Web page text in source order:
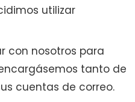
utilizar
con nosotros para
tanto de
cuentas de correo.